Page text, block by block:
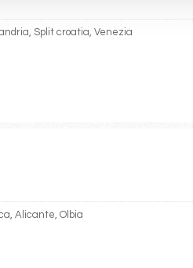
Split croatia, Venezia
Alicante, Olbia